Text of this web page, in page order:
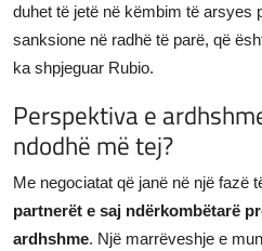
duhet të jetë në këmbim të arsyes
sanksione në radhë të parë, që
ka shpjeguar Rubio.
Perspektiva e
ndodhë më tej?
Me negociatat që janë në një fazë
partnerët e saj ndërkombëtarë
ardhshme. Një marrëveshje e